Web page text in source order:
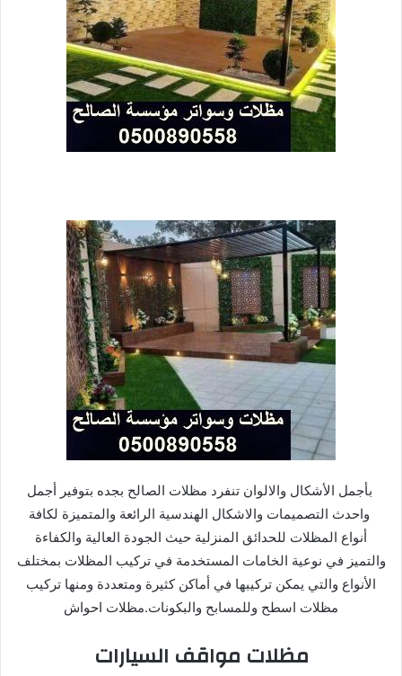
بأجمل الأشكال والالوان تنفرد مظلات الصالح بجده بتوفير أجمل
واحدث التصميمات والاشكال الهندسية الرائعة والمتميزة لكافة
أنواع المظلات للحدائق المنزلية حيث الجودة العالية والكفاءة
والتميز في نوعية الخامات المستخدمة في تركيب المظلات بمختلف
الأنواع والتي يمكن تركيبها في أماكن كثيرة ومتعددة ومنها تركيب
مظلات اسطح وللمسابح والبكونات.مظلات احواش
مظلات مواقف السيارات